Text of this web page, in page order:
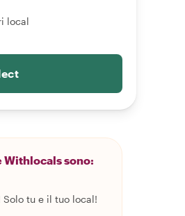
local
Withlocals sono:
tu e il tuo local!